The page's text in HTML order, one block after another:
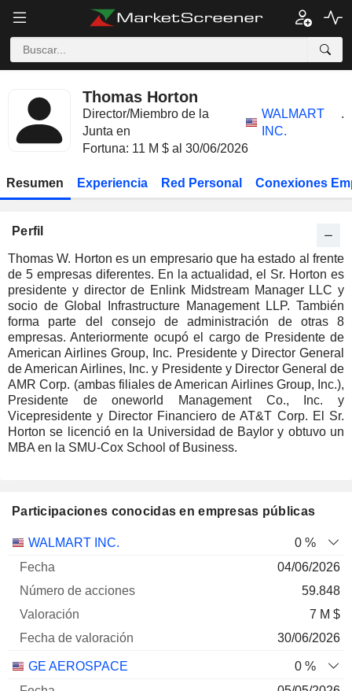
Thomas Horton
Director/Miembro de la
Junta en
WALMART
INC.
.
Fortuna: 11 M $ al 30/06/2026
Resumen Experiencia Red Personal Conexiones
Perfil
Thomas W. Horton es un empresario que ha estado al frente
de 5 empresas diferentes. En la actualidad, el Sr. Horton es
presidente y director de Enlink Midstream Manager LLC y
socio de Global Infrastructure Management LLP. También
forma parte del consejo de administración de otras 8
empresas. Anteriormente ocupó el cargo de Presidente de
American Airlines Group, Inc. Presidente y Director General
de American Airlines, Inc. y Presidente y Director General de
AMR Corp. (ambas filiales de American Airlines Group, Inc.),
Presidente de oneworld Management Co., Inc. y
Vicepresidente y Director Financiero de AT&T Corp. El Sr.
Horton se licenció en la Universidad de Baylor y obtuvo un
MBA en la SMU-Cox School of Business.
Participaciones conocidas en empresas públicas
Empresa
Número
valoración
WALMART INC.
0 %
04/06/2026
59.848
7 M $
30/06/2026
GE AEROSPACE
0 %